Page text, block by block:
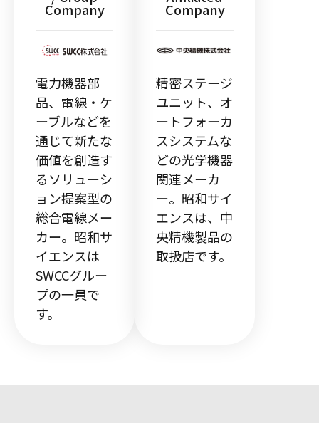
Company
電力機器部
品、電線・ケ
ーブルなどを
通じて新たな
価値を創造す
るソリューシ
ョン提案型の
総合電線メー
カー。昭和サ
イエンスは
SWCCグルー
プの一員で
す。
Company
精密ステージ
ユニット、オ
ートフォーカ
スシステムな
どの光学機器
関連メーカ
ー。昭和サイ
エンスは、中
央精機製品の
取扱店です。